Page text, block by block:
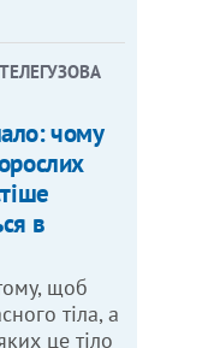
чому
в
щоб
тіла, а
це тіло